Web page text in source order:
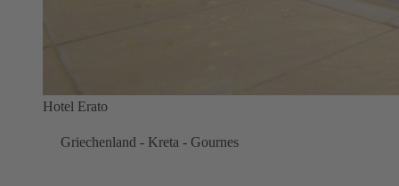
Hotel Erato
Griechenland - Kreta - Gournes